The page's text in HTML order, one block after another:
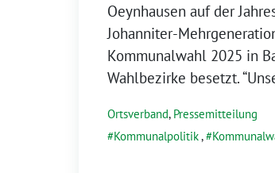
Oeynhausen auf der
Johanniter-
Kommunalwahl 2025 in
Wahlbezirke besetzt.
Ortsverband, Pressemitteilung
Kommunalpolitik,